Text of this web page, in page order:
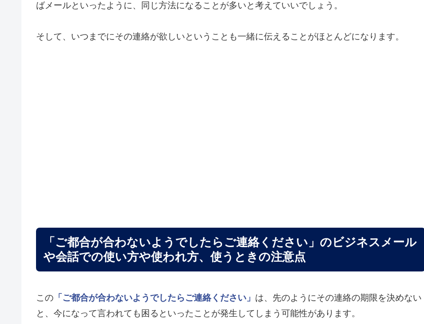
ばメールといったように、同じ方法になることが多いと考えていいでしょう。
そして、いつまでにその連絡が欲しいということも一緒に伝えることがほとんどになります。
「ご都合が合わないようでしたらご連絡ください」のビジネスメール
や会話での使い方や使われ方、使うときの注意点
この 「ご都合が合わないようでしたらご連絡ください」 は、先のようにその連絡の期限を決めない
と、今になって言われても困るといったことが発生してしまう可能性があります。